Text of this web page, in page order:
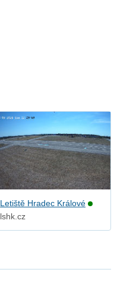
Letiště Hradec Králové
lshk.cz